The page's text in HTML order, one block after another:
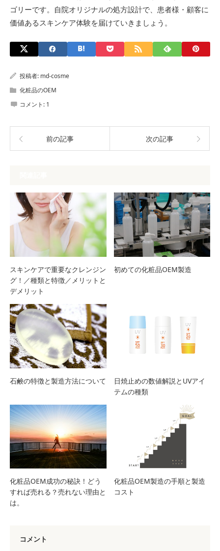
ゴリーです。自院オリジナルの処方設計で、患者様・顧客に
価値あるスキンケア体験を届けていきましょう。
投稿者: md-cosme
化粧品のOEM
コメント: 1
前の記事 次の記事
スキンケアで重要なクレンジン
グ！／種類と特徴／メリットと
デメリット
初めての化粧品OEM製造
石鹸の特徴と製造方法について
日焼止めの数値解説とUVアイ
テムの種類
化粧品OEM成功の秘訣！どう
すれば売れる？売れない理由と
は。
化粧品OEM製造の手順と製造
コスト
コメント